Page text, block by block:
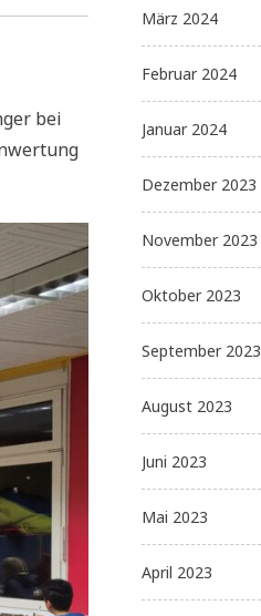
bei
März 2024
Februar 2024
Januar 2024
Dezember 2023
November 2023
Oktober 2023
September 2023
August 2023
Juni 2023
Mai 2023
April 2023